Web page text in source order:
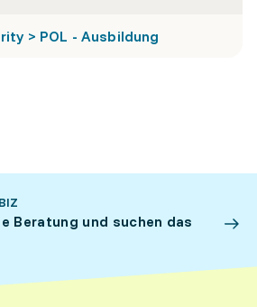
> POL - Ausbildung
Beratung und suchen das